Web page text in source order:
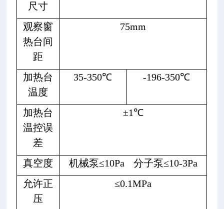
尺寸
观察窗
热台间
距
75mm
加热台
温度
35-350℃ -196-350℃
加热台
温控误
差
±1℃
真空度 机械泵≤10Pa
分子泵≤10-3Pa
允许正
压
≤0.1MPa